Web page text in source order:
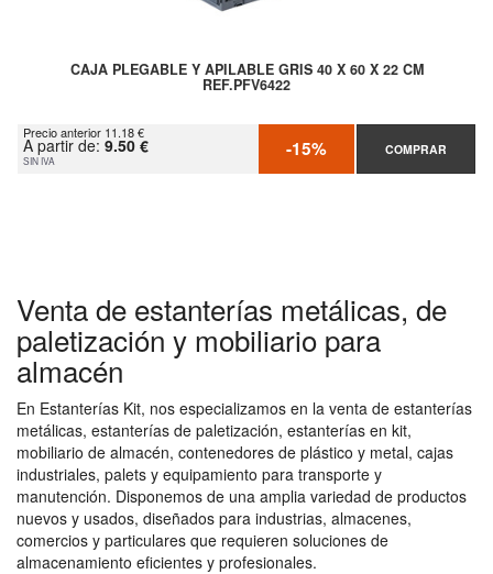
CAJA PLEGABLE Y APILABLE GRIS 40 X 60 X 22 CM
REF.PFV6422
Precio anterior 11.18 €
A partir de: 9.50 €
SIN IVA -15% COMPRAR
Venta de estanterías metálicas, de
paletización y mobiliario para
almacén
En Estanterías Kit, nos especializamos en la venta de estanterías
metálicas, estanterías de paletización, estanterías en kit,
mobiliario de almacén, contenedores de plástico y metal, cajas
industriales, palets y equipamiento para transporte y
manutención. Disponemos de una amplia variedad de productos
nuevos y usados, diseñados para industrias, almacenes,
comercios y particulares que requieren soluciones de
almacenamiento eficientes y profesionales.